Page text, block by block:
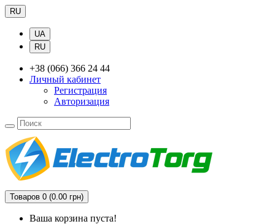
RU
UA
RU
+38 (066) 366 24 44
Личный кабинет
Регистрация
Авторизация
Товаров 0 (0.00 грн)
Ваша корзина пуста!